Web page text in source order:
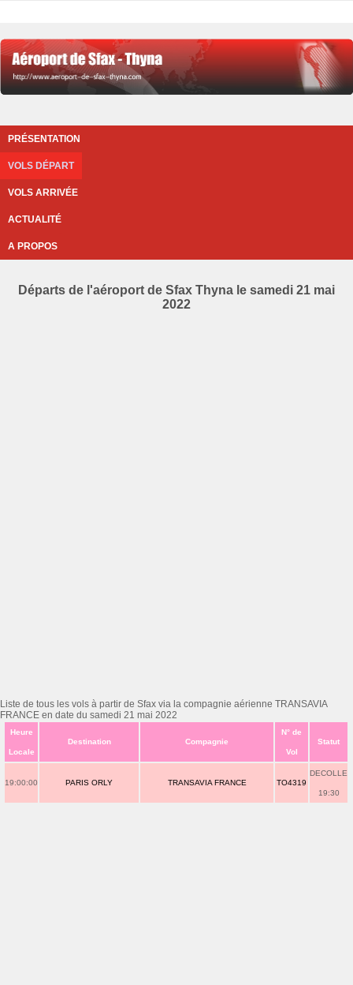
PRÉSENTATION
VOLS DÉPART
VOLS ARRIVÉE
ACTUALITÉ
A PROPOS
Départs de l'aéroport de Sfax Thyna le samedi 21 mai
2022
Liste de tous les vols à partir de Sfax via la compagnie aérienne TRANSAVIA
FRANCE en date du samedi 21 mai 2022
Heure
Locale
Destination Compagnie
N° de
Vol
Statut
19:00:00 PARIS ORLY TRANSAVIA FRANCE TO4319
DECOLLE
19:30